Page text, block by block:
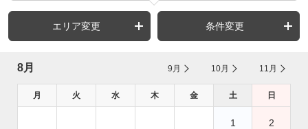
エリア変更 条件変更
8月 9月 10月 11月
月 火 水 木 金 土 日
1 2